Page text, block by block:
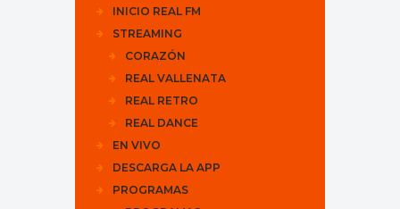
INICIO REAL FM
STREAMING
CORAZÓN
REAL VALLENATA
REAL RETRO
REAL DANCE
EN VIVO
DESCARGA LA APP
PROGRAMAS